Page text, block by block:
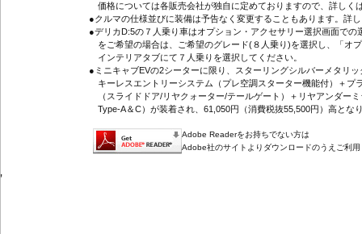
価格については各販売会社が独自に定めておりますので、詳しく
●クルマの仕様並びに装備は予告なく変更することもあります。詳
●デリカD:5の７人乗り車はオプション・アクセサリー選択画面での
をご希望の場合は、ご希望のグレード(８人乗り)を選択し、「オ
インテリアタブにて７人乗りを選択してください。
●ミニキャブEVの2シーターに限り、スターリングシルバーメタリ
キーレスエントリーシステム（プレ空調スターター機能付）＋プ
（スライドドア/リヤクォーター/テールゲート）＋リヤアンダー
Type-A＆C）が装着され、61,050円（消費税抜55,500円）高とな
Adobe Readerをお持ちでない方は
Adobe社のサイトよりダウンロードのうえご利
'